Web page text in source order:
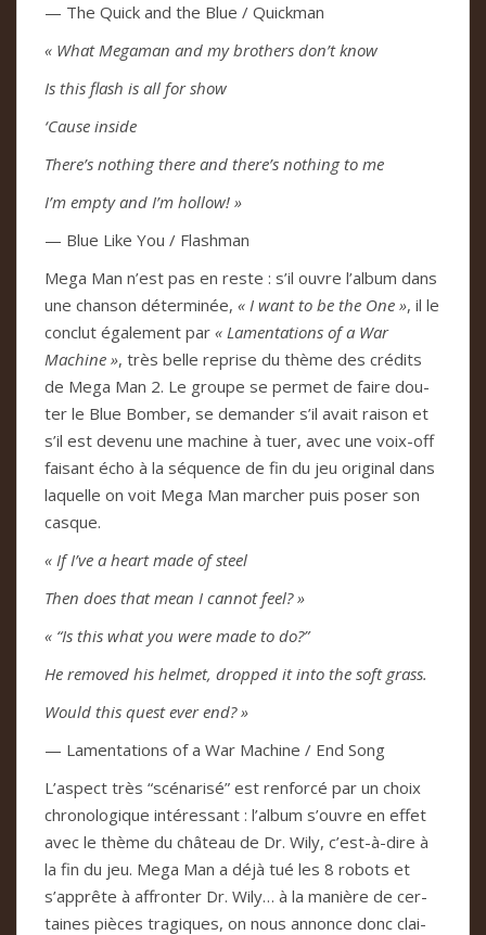
— The Quick and the Blue / Qui­ck­man
« What Mega­man and my bro­thers don’t know
Is this flash is all for show
‘Cause inside
There’s nothing there and there’s nothing to me
I’m empty and I’m hol­low! »
— Blue Like You / Flash­man
Mega Man n’est pas en reste : s’il ouvre l’album dans
une chan­son déter­mi­née, « I want to be the One », il le
con­clut éga­le­ment par « Lamen­ta­tions of a War
Machine », très belle reprise du thème des cré­dits
de Mega Man 2. Le groupe se per­met de faire dou­
ter le Blue Bom­ber, se deman­der s’il avait rai­son et
s’il est devenu une machine à tuer, avec une voix-off
fai­sant écho à la séquence de fin du jeu ori­gi­nal dans
laquelle on voit Mega Man mar­cher puis poser son
cas­que.
« If I’ve a heart made of steel
Then does that mean I can­not feel? »
« “Is this what you were made to do?”
He remo­ved his hel­met, drop­ped it into the soft grass.
Would this quest ever end? »
— Lamen­ta­tions of a War Machine / End Song
L’aspect très “scé­na­risé” est ren­forcé par un choix
chro­no­lo­gi­que inté­res­sant : l’album s’ouvre en effet
avec le thème du châ­teau de Dr. Wily, c’est-à-dire à
la fin du jeu. Mega Man a déjà tué les 8 robots et
s’apprête à affron­ter Dr. Wily… à la manière de cer­
tai­nes piè­ces tra­gi­ques, on nous annonce donc clai­